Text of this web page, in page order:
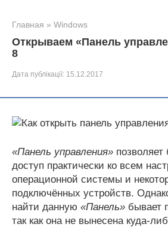
Главная » Windows
Открываем «Панель
8
Дата публікації: 15.12.2017
«Панель управления»
доступ практически ко всем
операционной системы и
подключённых устройств.
найти данную «Панель» бывает
так как она не вынесена куда-